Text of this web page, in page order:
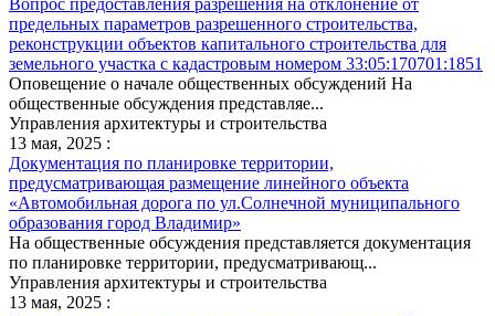
предельных параметров разрешенного строительства,
реконструкции объектов капитального строительства для
земельного участка с кадастровым номером 33:05:170701:1851
Оповещение о начале общественных обсуждений На
общественные обсуждения представляе...
Управления архитектуры и строительства
13 мая, 2025 :
Документация по планировке территории,
предусматривающая размещение линейного объекта
«Автомобильная дорога по ул.Солнечной муниципального
образования город Владимир»
На общественные обсуждения представляется документация
по планировке территории, предусматривающ...
Управления архитектуры и строительства
13 мая, 2025 :